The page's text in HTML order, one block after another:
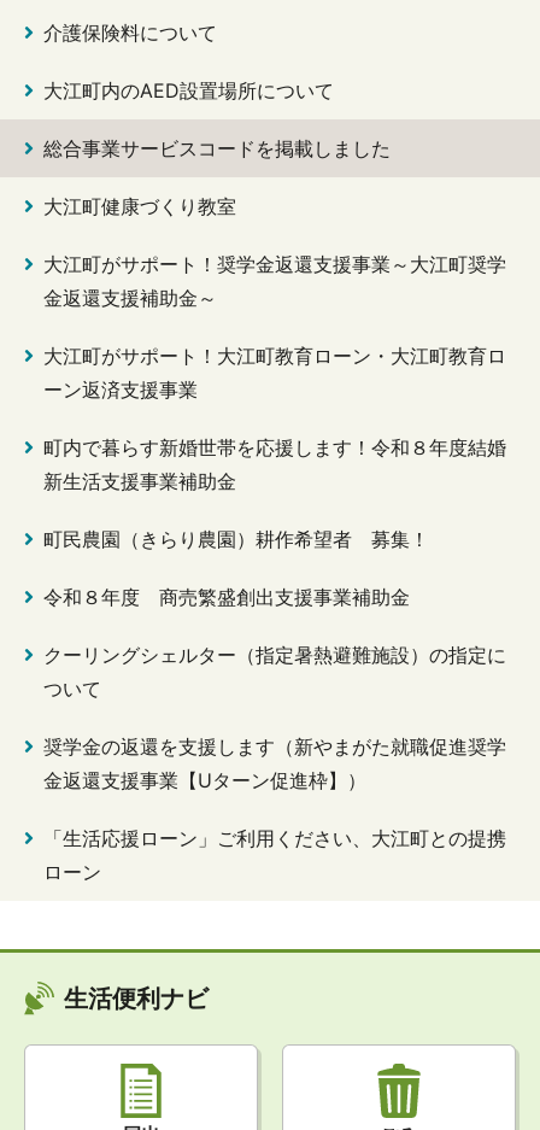
介護保険料について
大江町内のAED設置場所について
総合事業サービスコードを掲載しました
大江町健康づくり教室
大江町がサポート！奨学金返還支援事業～大江町奨学
金返還支援補助金～
大江町がサポート！大江町教育ローン・大江町教育ロ
ーン返済支援事業
町内で暮らす新婚世帯を応援します！令和８年度結婚
新生活支援事業補助金
町民農園（きらり農園）耕作希望者 募集！
令和８年度 商売繁盛創出支援事業補助金
クーリングシェルター（指定暑熱避難施設）の指定に
ついて
奨学金の返還を支援します（新やまがた就職促進奨学
金返還支援事業【Uターン促進枠】）
「生活応援ローン」ご利用ください、大江町との提携
ローン
生活便利ナビ